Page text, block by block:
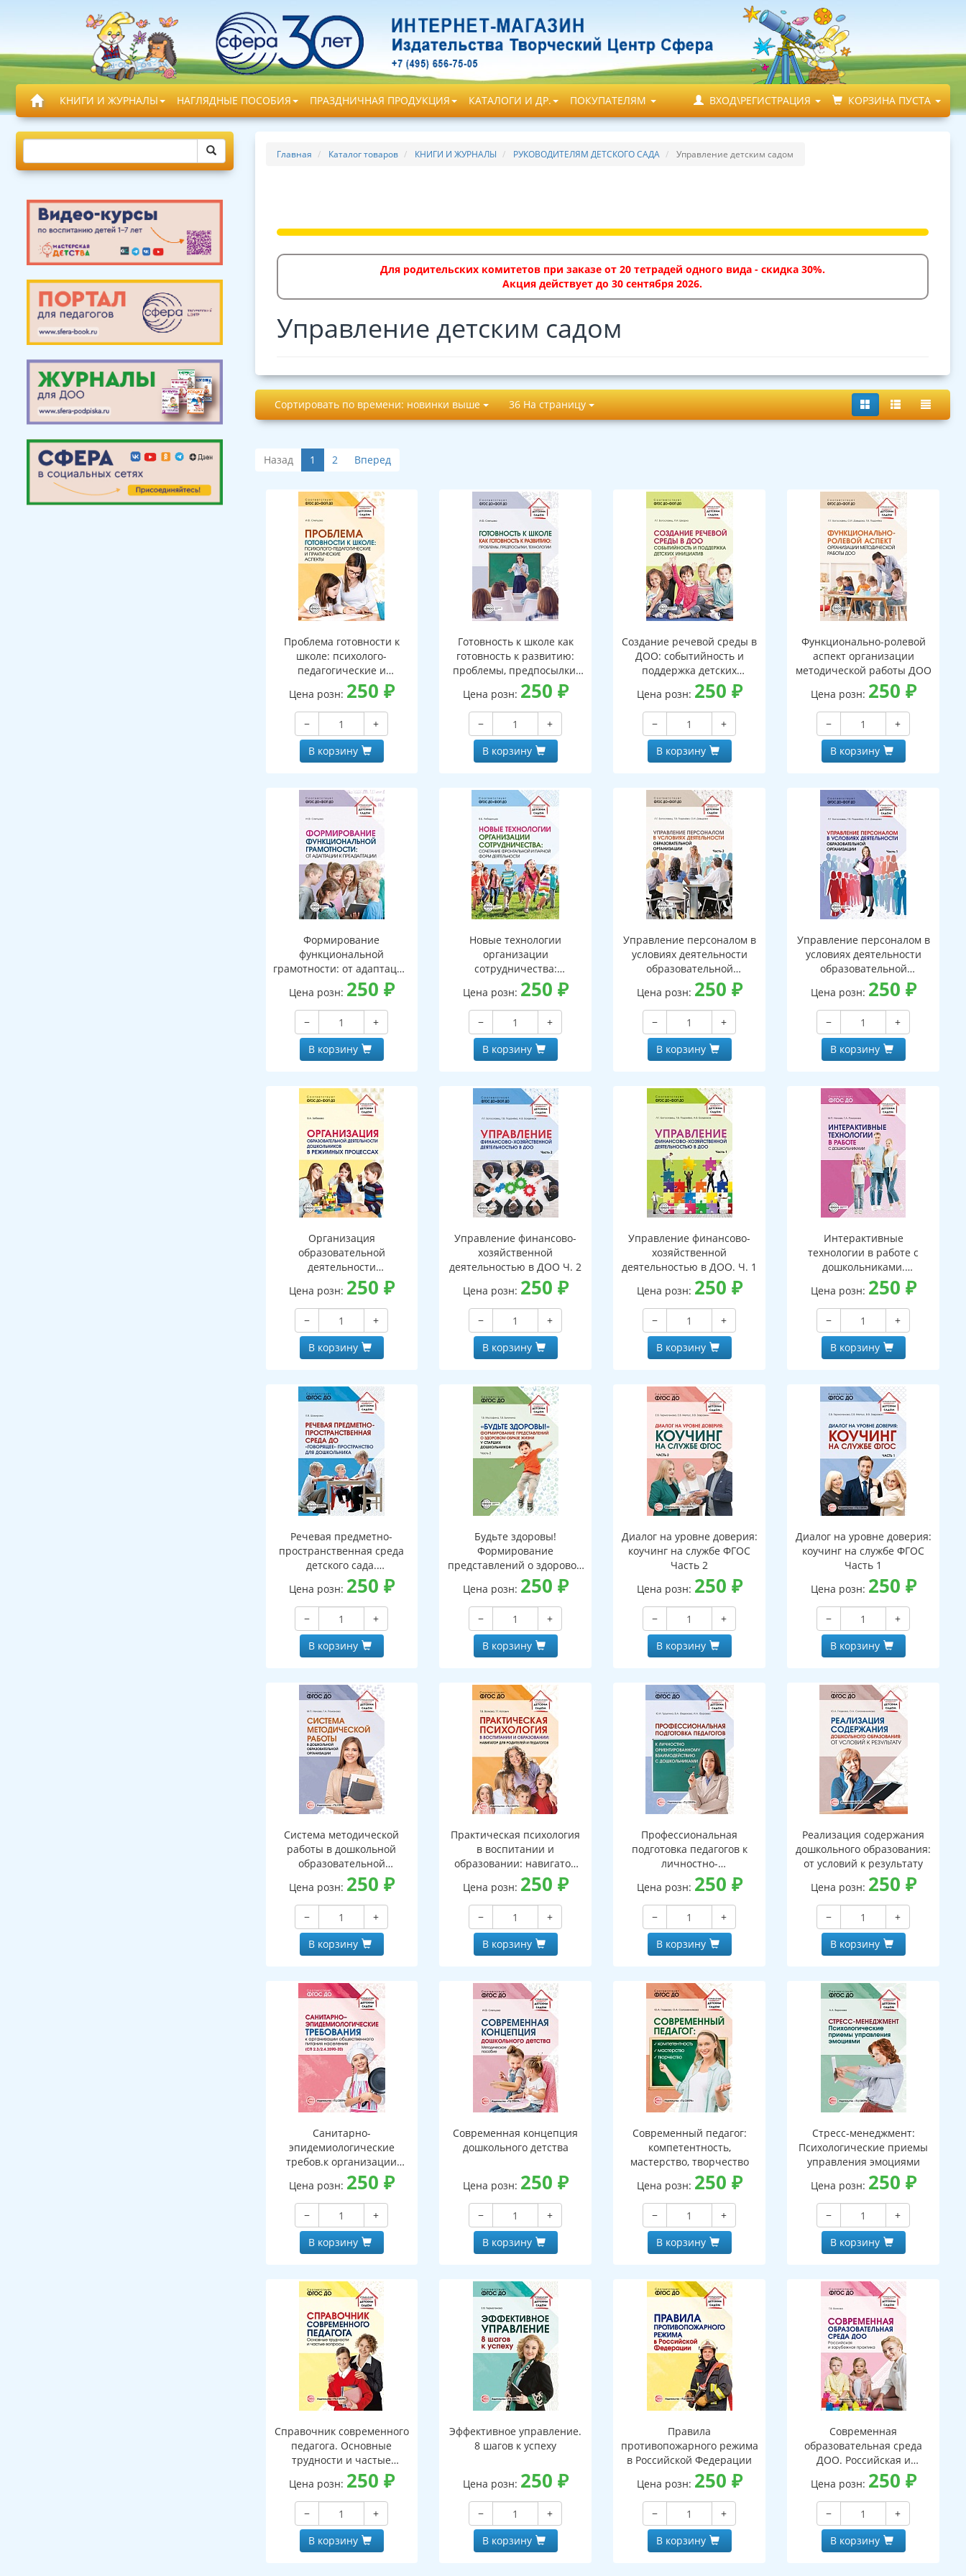
КНИГИ И ЖУРНАЛЫ НАГЛЯДНЫЕ ПОСОБИЯ ПРАЗДНИЧНАЯ ПРОДУКЦИЯ КАТАЛОГИ И ДР. ПОКУПАТЕЛЯМ ВХОД\РЕГИСТРАЦИЯ КОРЗИНА ПУСТА
Главная Каталог товаров КНИГИ И ЖУРНАЛЫ РУКОВОДИТЕЛЯМ ДЕТСКОГО САДА Управление детским садом
Для родительских комитетов при заказе от 20 тетрадей одного вида - скидка 30%.
Акция действует до 30 сентября 2026.
Управление детским садом
Сортировать по времени: новинки выше 36 На страницу
Назад 1 2 Вперед
Проблема готовности к
школе: психолого-
педагогические и
практические аспекты
Цена розн: 250 ₽
−
+
В корзину
Готовность к школе как
готовность к развитию:
проблемы, предпосылки,
технологии
Цена розн: 250 ₽
−
+
В корзину
Создание речевой среды в
ДОО: событийность и
поддержка детских
инициатив
Цена розн: 250 ₽
−
+
В корзину
Функционально-ролевой
аспект организации
методической работы ДОО
Цена розн: 250 ₽
−
+
В корзину
Формирование
функциональной
грамотности: от адаптации
к преадаптации
Цена розн: 250 ₽
−
+
В корзину
Новые технологии
организации
сотрудничества:
сочетание фронтальной и
парной форм
деятельности
Цена розн: 250 ₽
−
+
В корзину
Управление персоналом в
условиях деятельности
образовательной
организации. Ч.2
Цена розн: 250 ₽
−
+
В корзину
Управление персоналом в
условиях деятельности
образовательной
организации Ч.1
Цена розн: 250 ₽
−
+
В корзину
Организация
образовательной
деятельности
дошкольников в режимных
процессах
Цена розн: 250 ₽
−
+
В корзину
Управление финансово-
хозяйственной
деятельностью в ДОО Ч. 2
Цена розн: 250 ₽
−
+
В корзину
Управление финансово-
хозяйственной
деятельностью в ДОО. Ч. 1
Цена розн: 250 ₽
−
+
В корзину
Интерактивные
технологии в работе с
дошкольниками.
Методическое пособие
Цена розн: 250 ₽
−
+
В корзину
Речевая предметно-
пространственная среда
детского сада.
«Говорящее» пространство
для дошкольника
Цена розн: 250 ₽
−
+
В корзину
Будьте здоровы!
Формирование
представлений о здоровом
образе жизни у старших
дошкольников Часть 2
Цена розн: 250 ₽
−
+
В корзину
Диалог на уровне доверия:
коучинг на службе ФГОС
Часть 2
Цена розн: 250 ₽
−
+
В корзину
Диалог на уровне доверия:
коучинг на службе ФГОС
Часть 1
Цена розн: 250 ₽
−
+
В корзину
Система методической
работы в дошкольной
образовательной
организации: учебно-
методическое пособие
Цена розн: 250 ₽
−
+
В корзину
Практическая психология
в воспитании и
образовании: навигатор
для педагогов и родителей
Цена розн: 250 ₽
−
+
В корзину
Профессиональная
подготовка педагогов к
личностно-
ориентированному
взаимодействию с
дошкольниками
Цена розн: 250 ₽
−
+
В корзину
Реализация содержания
дошкольного образования:
от условий к результату
Цена розн: 250 ₽
−
+
В корзину
Санитарно-
эпидемиологические
требов.к организации
обществ.питания
населения (СанПиН 2.3
Цена розн: 250 ₽
−
+
В корзину
Современная концепция
дошкольного детства
Цена розн: 250 ₽
−
+
В корзину
Современный педагог:
компетентность,
мастерство, творчество
Цена розн: 250 ₽
−
+
В корзину
Стресс-менеджмент:
Психологические приемы
управления эмоциями
Цена розн: 250 ₽
−
+
В корзину
Справочник современного
педагога. Основные
трудности и частые
вопросы
Цена розн: 250 ₽
−
+
В корзину
Эффективное управление.
8 шагов к успеху
Цена розн: 250 ₽
−
+
В корзину
Правила
противопожарного режима
в Российской Федерации
Цена розн: 250 ₽
−
+
В корзину
Современная
образовательная среда
ДОО. Российская и
зарубежная практика
Цена розн: 250 ₽
−
+
В корзину